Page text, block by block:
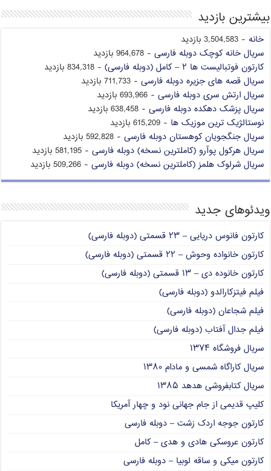
بیشترین بازدید
خانه - 3,504,583 بازدید
سریال خانه کوچک دوبله فارسی - 964,678 بازدید
کارتون فوتبالیست ها ۲ – کامل (دوبله فارسی)
- 834,318 بازدید
سریال قصه های جزیره دوبله فارسی - 711,733 بازدید
سریال ارتش سری دوبله فارسی - 693,966 بازدید
سریال پزشک دهکده دوبله فارسی - 638,458 بازدید
نوستالژیک ترین موزیک ها - 615,209 بازدید
سریال جنگجویان کوهستان دوبله فارسی - 592,828 بازدید
سریال هرکول پوآرو (کاملترین نسخه) دوبله فارسی - 581,195 بازدید
سریال شرلوک هلمز (کاملترین نسخه) دوبله فارسی - 509,266 بازدید
ویدئوهای جدید
کارتون فانوس دریایی – ۲۳ قسمتی (دوبله فارسی)
کارتون خانواده وحوش – ۲۲ قسمتی (دوبله فارسی)
کارتون خانوده دی – ۱۳ قسمتی (دوبله فارسی)
فیلم فیتزکارالدو (دوبله فارسی)
فیلم شجاعان (دوبله فارسی)
فیلم جدال آفتاب (دوبله فارسی)
سریال فروشگاه ۱۳۷۴
سریال کاراگاه شمسی و مادام ۱۳۸۰
سریال کتابفروشی هدهد ۱۳۸۵
کلیپ قدیمی از جام جهانی نود و چهار آمریکا
کارتون جوجه اردک زشت – دوبله فارسی
کارتون عروسکی هادی و هدی – کامل
کارتون میکی و ساقه لوبیا – دوبله فارسی